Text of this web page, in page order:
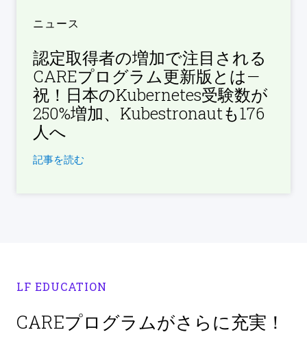
ニュース
認定取得者の増加で注目される
CAREプログラム更新版とは—
祝！日本のKubernetes受験数が
250%増加、Kubestronautも176
人へ
記事を読む
LF EDUCATION
CAREプログラムがさらに充実！